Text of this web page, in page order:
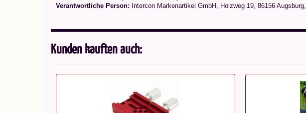
Verantwortliche Person: Intercon Markenartikel GmbH, Holzweg 19, 86156
Kunden kauften auch: